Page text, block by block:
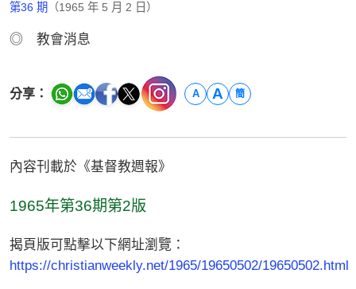
第36 期 （1965 年 5 月 2 日）
◎ 教會消息
分享： A A 簡
內容刊載於《基督教週報》
1965年第36期第2版
揭頁版可點擊以下網址瀏覽：
https://christianweekly.net/1965/19650502/19650502.html